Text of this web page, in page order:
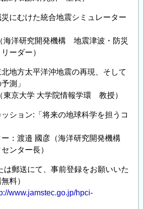
にむけた統合地震シミュレーター
研究開発機構 地震津波・防災
ーダー）
地方太平洋沖地震の再現、そして
測」
大学 大学院情報学環 教授）
ション:「将来の地球科学を担うコ
渡邉 國彦（海洋研究開発機構
ンター長）
は郵送にて、事前登録をお願いいた
料）
www.jamstec.go.jp/hpci-